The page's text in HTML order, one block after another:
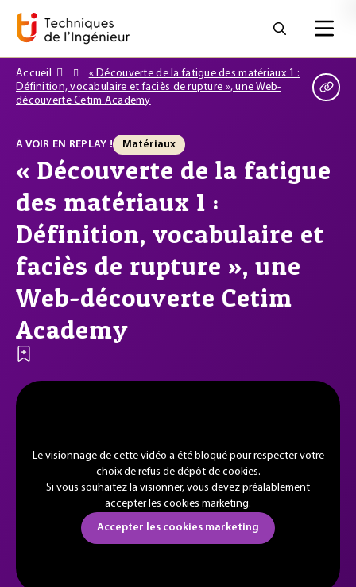
Accueil
« Découverte de la fatigue des matériaux 1 :
Définition, vocabulaire et faciès de rupture », une Web-
découverte Cetim Academy
À VOIR EN REPLAY ! Matériaux
« Découverte de la fatigue
des matériaux 1 :
Définition, vocabulaire et
faciès de rupture », une
Web-découverte Cetim
Academy
Le visionnage de cette vidéo a été bloqué pour respecter votre
choix de refus de dépôt de cookies.
Si vous souhaitez la visionner, vous devez préalablement
accepter les cookies marketing.
Accepter les cookies marketing